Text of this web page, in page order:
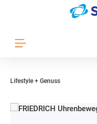
Zum Hauptinhalt springen
Lifestyle + Genuss